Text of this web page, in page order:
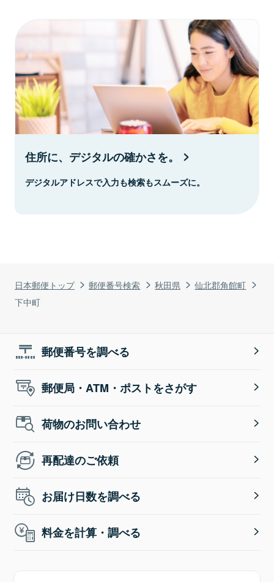
日本郵便トップ 郵便番号検索 秋田県
仙北郡角館町
下中町
住所に、デジタルの確かさを。
デジタルアドレスで入力も検索もスムーズに。
郵便番号を調べる
郵便局・ATM・ポストをさがす
荷物のお問い合わせ
再配達のご依頼
お届け日数を調べる
料金を計算・調べる